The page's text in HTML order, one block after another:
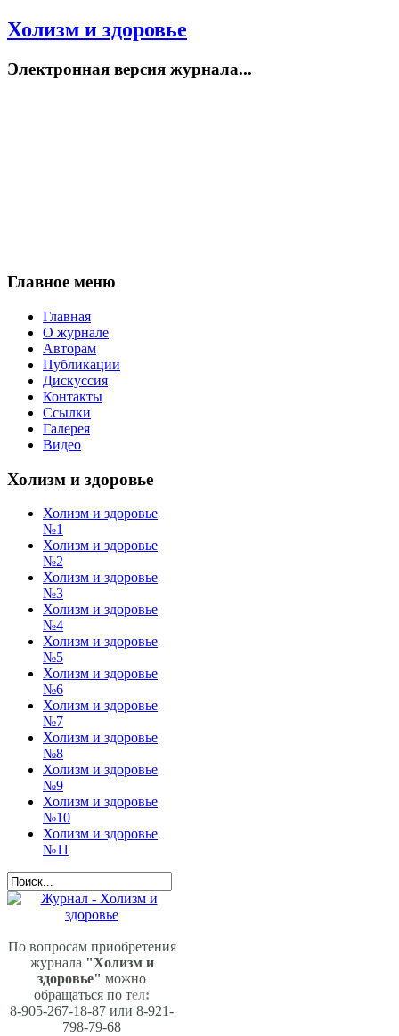
Холизм и здоровье
Электронная версия журнала...
Главное меню
Главная
О журнале
Авторам
Публикации
Дискуссия
Контакты
Ссылки
Галерея
Видео
Холизм и здоровье
Холизм и здоровье
№1
Холизм и здоровье
№2
Холизм и здоровье
№3
Холизм и здоровье
№4
Холизм и здоровье
№5
Холизм и здоровье
№6
Холизм и здоровье
№7
Холизм и здоровье
№8
Холизм и здоровье
№9
Холизм и здоровье
№10
Холизм и здоровье
№11
По вопросам приобретения
журнала "Холизм и
здоровье" можно
обращаться по тел:
8-905-267-18-87 или 8-921-
798-79-68